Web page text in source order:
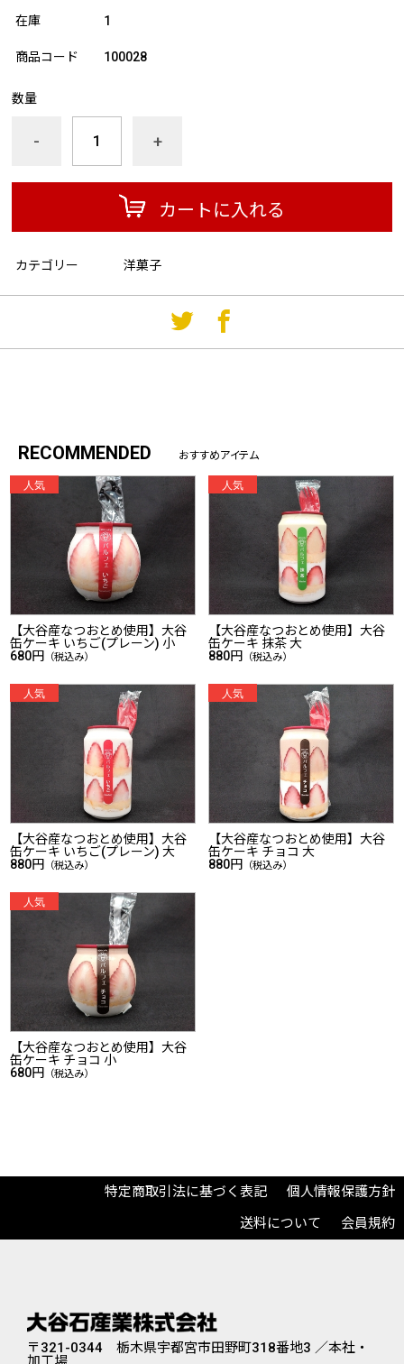
在庫 1
商品コード 100028
数量
- +
カートに入れる
カテゴリー 洋菓子
RECOMMENDED おすすめアイテム
【大谷産なつおとめ使用】大谷
缶ケーキ いちご(プレーン) 小
680円
（税込み）
【大谷産なつおとめ使用】大谷
缶ケーキ 抹茶 大
880円
（税込み）
【大谷産なつおとめ使用】大谷
缶ケーキ いちご(プレーン) 大
880円
（税込み）
【大谷産なつおとめ使用】大谷
缶ケーキ チョコ 大
880円
（税込み）
【大谷産なつおとめ使用】大谷
缶ケーキ チョコ 小
680円
（税込み）
特定商取引法に基づく表記
個人情報保護方針
送料について
会員規約
〒321-0344 栃木県宇都宮市田野町318番地3 ／本社・